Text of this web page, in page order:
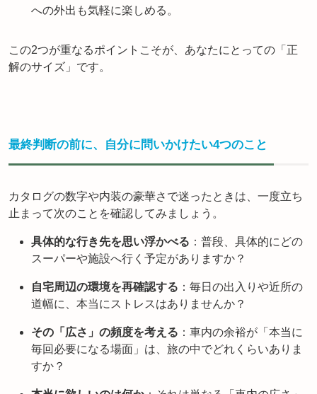
への外出も気軽に楽しめる。
この2つが重なるポイントこそが、あなたにとっての「正
解のサイズ」です。
最終判断の前に、自分に問いかけたい4つのこと
カタログの数字や内装の豪華さで迷ったときは、一度立ち
止まって次のことを確認してみましょう。
具体的な行き先を思い浮かべる ：普段、具体的にどの
スーパーや施設へ行く予定がありますか？
自宅周辺の環境を再確認する ：毎日の出入りや近所の
道幅に、本当にストレスはありませんか？
その「広さ」の頻度を考える ：車内の余裕が「本当に
毎回必要になる場面」は、旅の中でどれくらいありま
すか？